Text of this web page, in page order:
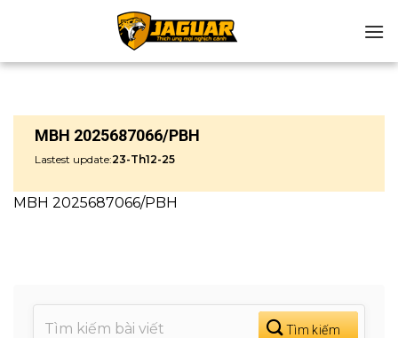
MBH 2025687066/PBH
Lastest update:23-Th12-25
MBH 2025687066/PBH